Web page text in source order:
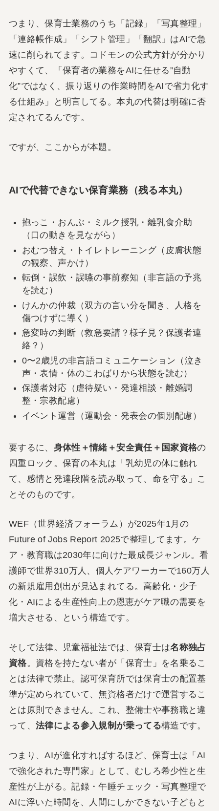
つまり、保育士業務のうち「記録」「写真整理」
「連絡帳作成」「シフト管理」「翻訳」はAIで急
速に削られてます。コドモンの公式方針が分かり
やすくて、「保育者の業務をAIに任せる”自動
化”ではなく、振り返りの作業時間をAIで省力化す
る仕組み」と明言してる。本丸の代替は明確に否
定されてるんです。
ですが、ここからが本題。
AIで代替できない保育業務（残る本丸）
抱っこ・おんぶ・ミルク授乳・離乳食介助
（口の動きを見ながら）
おむつ替え・トイレトレーニング（皮膚状態
の観察、声かけ）
転倒・誤飲・誤嚥の事前察知（非言語の予兆
を読む）
けんかの仲裁（双方の言い分を聞き、人格を
傷つけずに導く）
急変時の判断（救急要請？様子見？保護者連
絡？）
0〜2歳児の非言語コミュニケーション（泣き
声・表情・体のこわばりから状態を読む）
保護者対応（虐待疑い・発達相談・離婚調
整・宗教配慮）
イベント運営（運動会・発表会の個別配慮）
要するに、 身体性＋情緒＋安全責任＋国家資格の
四重ロック。保育の本丸は「乳幼児の体に触れ
て、感情と発達段階を読み取って、命を守る」こ
とそのものです。
WEF（世界経済フォーラム）が2025年1月の
Future of Jobs Report 2025で整理してます。ケ
ア・教育職は2030年に向けた最成長ジャンル。看
護師で世界310万人、個人ケアワーカーで160万人
の新規雇用創出が見込まれてる。高齢化・少子
化・AIによる生産性向上の恩恵がケア職の需要を
増大させる、という構造です。
そして法律。児童福祉法では、保育士は名称独占
資格。資格を持たない者が「保育士」を名乗るこ
とは法律で禁止。認可保育所では保育士の配置基
準が定められていて、無資格者だけで運営するこ
とは原則できません。これ、整備士や事務職と違
って、 法律による参入規制が乗ってる構造です。
つまり、AIが進化すればするほど、保育士は「AI
で強化された専門家」として、むしろ希少性と生
産性が上がる。記録・午睡チェック・写真整理で
AIに浮いた時間を、人間にしかできない子どもと